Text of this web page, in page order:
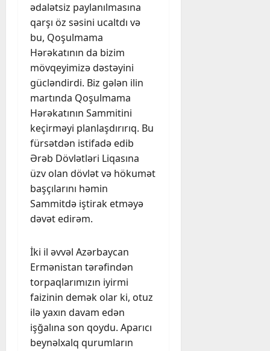
ədalətsiz paylanılmasına
qarşı öz səsini ucaltdı və
bu, Qoşulmama
Hərəkatının da bizim
mövqeyimizə dəstəyini
gücləndirdi. Biz gələn ilin
martında Qoşulmama
Hərəkatının Sammitini
keçirməyi planlaşdırırıq. Bu
fürsətdən istifadə edib
Ərəb Dövlətləri Liqasına
üzv olan dövlət və hökumət
başçılarını həmin
Sammitdə iştirak etməyə
dəvət edirəm.
İki il əvvəl Azərbaycan
Ermənistan tərəfindən
torpaqlarımızın iyirmi
faizinin demək olar ki, otuz
ilə yaxın davam edən
işğalına son qoydu. Aparıcı
beynəlxalq qurumların